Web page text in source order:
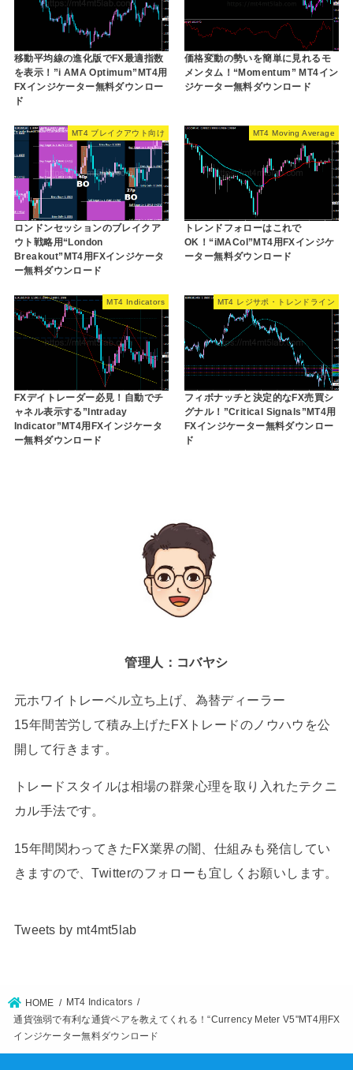
移動平均線の進化版でFX最適指数
を表示！”i AMA Optimum”MT4用
FXインジケーター無料ダウンロー
ド
価格変動の勢いを簡単に見れるモ
メンタム！“Momentum” MT4イン
ジケーター無料ダウンロード
MT4 ブレイクアウト向け
ロンドンセッションのブレイクア
ウト戦略用“London
Breakout”MT4用FXインジケータ
ー無料ダウンロード
MT4 Moving Average
トレンドフォローはこれで
OK！“iMACol”MT4用FXインジケ
ーター無料ダウンロード
MT4 Indicators
FXデイトレーダー必見！自動でチ
ャネル表示する”Intraday
Indicator”MT4用FXインジケータ
ー無料ダウンロード
MT4 レジサポ・トレンドライン
フィボナッチと決定的なFX売買シ
グナル！”Critical Signals”MT4用
FXインジケーター無料ダウンロー
ド
管理人：コバヤシ
元ホワイトレーベル立ち上げ、為替ディーラー
15年間苦労して積み上げたFXトレードのノウハウを公
開して行きます。
トレードスタイルは相場の群衆心理を取り入れたテクニ
カル手法です。
15年間関わってきたFX業界の闇、仕組みも発信してい
きますので、Twitterのフォローも宜しくお願いします。
Tweets by mt4mt5lab
HOME
MT4 Indicators
通貨強弱で有利な通貨ペアを教えてくれる！“Currency Meter V5"MT4用FX
インジケーター無料ダウンロード